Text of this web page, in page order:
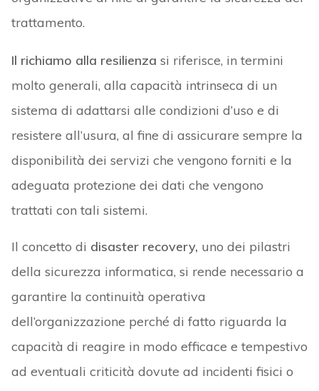
trattamento.
Il richiamo alla resilienza si riferisce, in termini
molto generali, alla capacità intrinseca di un
sistema di adattarsi alle condizioni d’uso e di
resistere all’usura, al fine di assicurare sempre la
disponibilità dei servizi che vengono forniti e la
adeguata protezione dei dati che vengono
trattati con tali sistemi.
Il concetto di disaster recovery, uno dei pilastri
della sicurezza informatica, si rende necessario a
garantire la continuità operativa
dell’organizzazione perché di fatto riguarda la
capacità di reagire in modo efficace e tempestivo
ad eventuali criticità dovute ad incidenti fisici o